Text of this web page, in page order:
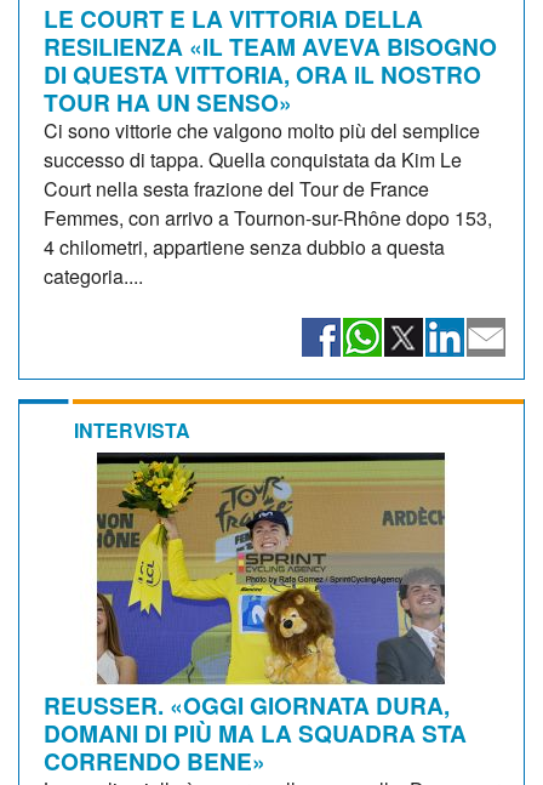
LE COURT E LA VITTORIA DELLA
RESILIENZA «IL TEAM AVEVA BISOGNO
DI QUESTA VITTORIA, ORA IL NOSTRO
TOUR HA UN SENSO»
Ci sono vittorie che valgono molto più del semplice
successo di tappa. Quella conquistata da Kim Le
Court nella sesta frazione del Tour de France
Femmes, con arrivo a Tournon-sur-Rhône dopo 153,
4 chilometri, appartiene senza dubbio a questa
categoria....
INTERVISTA
REUSSER. «OGGI GIORNATA DURA,
DOMANI DI PIÙ MA LA SQUADRA STA
CORRENDO BENE»